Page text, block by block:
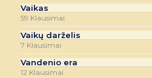
Vaikas
59 Klausimai
Vaikų darželis
7 Klausimai
Vandenio era
12 Klausimai